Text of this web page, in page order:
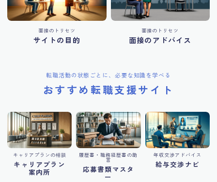
面接のトリセツ
サイトの目的
面接のトリセツ
面接のアドバイス
転職活動の状態ごとに、必要な知識を学べる
おすすめ転職支援サイト
キャリアプランの相談
キャリアプラン
案内所
履歴書・職務経歴書の助
言
応募書類マスタ
ー
年収交渉アドバイス
給与交渉ナビ